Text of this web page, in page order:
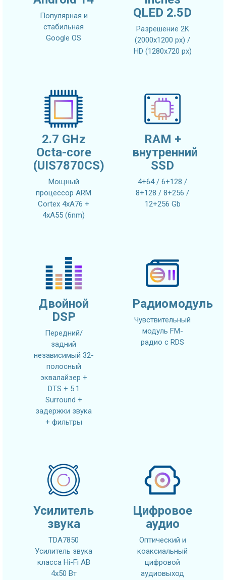
Популярная и
стабильная
Google OS
QLED 2.5D
Разрешение 2K
(2000x1200 px) /
HD (1280x720 px)
2.7 GHz
Octa-core
(UIS7870CS)
Мощный
процессор ARM
Cortex 4xA76 +
4xA55 (6nm)
RAM +
внутренний
SSD
4+64 / 6+128 /
8+128 / 8+256 /
12+256 Gb
Двойной
DSP
Передний/
задний
независимый 32-
полосный
эквалайзер +
DTS + 5.1
Surround +
задержки звука
+ фильтры
Радиомодуль
Чувствительный
модуль FM-
радио с RDS
Усилитель
звука
TDA7850
Усилитель звука
класса Hi-Fi AB
4x50 Вт
Цифровое
аудио
Оптический и
коаксиальный
цифровой
аудиовыход